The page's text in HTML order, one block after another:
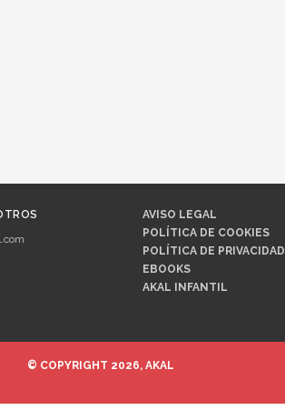
AVISO LEGAL
POLÍTICA DE COOKIES
POLÍTICA DE PRIVACIDAD
EBOOKS
AKAL INFANTIL
© COPYRIGHT 2026, AKAL